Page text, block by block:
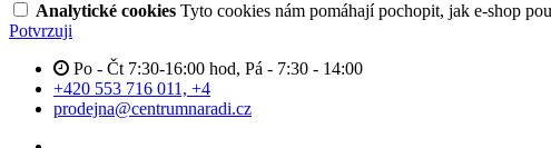
Analytické cookies Tyto cookies nám pomáhají pochopit, jak e-shop
Potvrzuji
Po - Čt 7:30-16:00 hod, Pá - 7:30 - 14:00
+420 553 716 011, +4
prodejna@centrumnaradi.cz